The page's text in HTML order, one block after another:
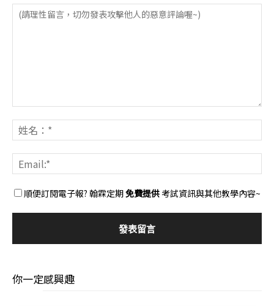
順便訂閱電子報? 翰霖定期免費提供考試資訊與其他教學內容~
你一定感興趣